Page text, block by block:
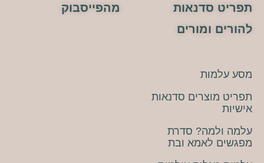
תפריט סדנאות
להורים ומורים
מסע עלמות
תפריט מוצרים סדנאות
אישיות
עלמה ולמה? סדרת
מפגשים לאמא ובת
מהפייסבוק